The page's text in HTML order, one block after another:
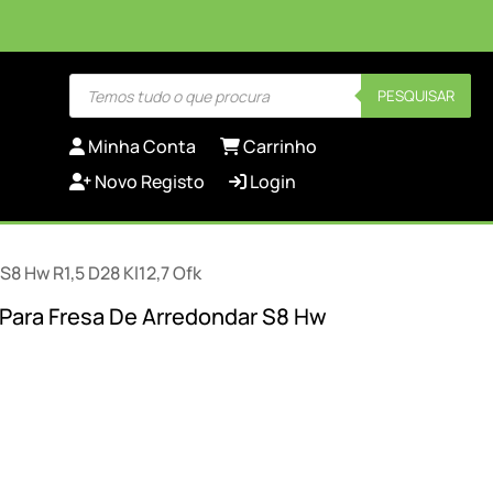
Products
search PESQUISAR
Minha Conta
Carrinho
Novo Registo
Login
Hw R1,5 D28 Kl12,7 Ofk
Fresa De Arredondar S8 Hw